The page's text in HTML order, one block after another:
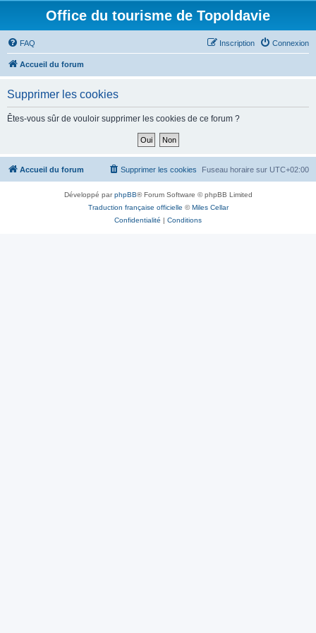
Office du tourisme de Topoldavie
FAQ Connexion
Inscription
Accueil du forum
Supprimer les cookies
Êtes-vous sûr de vouloir supprimer les cookies de ce forum ?
Accueil du forum Fuseau horaire sur UTC+02:00
Supprimer les cookies
Développé parphpBB® Forum Software © phpBB Limited
Traduction française officielle ©Miles Cellar
Confidentialité | Conditions